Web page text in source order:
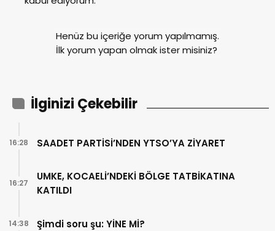
Henüz bu içeriğe yorum yapılmamış.
İlk yorum yapan olmak ister misiniz?
İlginizi Çekebilir
SAADET PARTİSİ’NDEN YTSO’YA ZİYARET
16:28
UMKE, KOCAELİ’NDEKİ BÖLGE TATBİKATINA
KATILDI
16:27
Şimdi soru şu: YİNE Mİ?
14:38